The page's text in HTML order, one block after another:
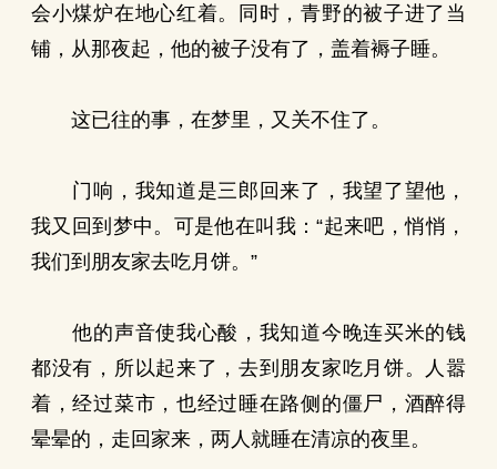
会小煤炉在地心红着。同时，青野的被子进了当
铺，从那夜起，他的被子没有了，盖着褥子睡。
这已往的事，在梦里，又关不住了。
门响，我知道是三郎回来了，我望了望他，
我又回到梦中。可是他在叫我：“起来吧，悄悄，
我们到朋友家去吃月饼。”
他的声音使我心酸，我知道今晚连买米的钱
都没有，所以起来了，去到朋友家吃月饼。人嚣
着，经过菜市，也经过睡在路侧的僵尸，酒醉得
晕晕的，走回家来，两人就睡在清凉的夜里。